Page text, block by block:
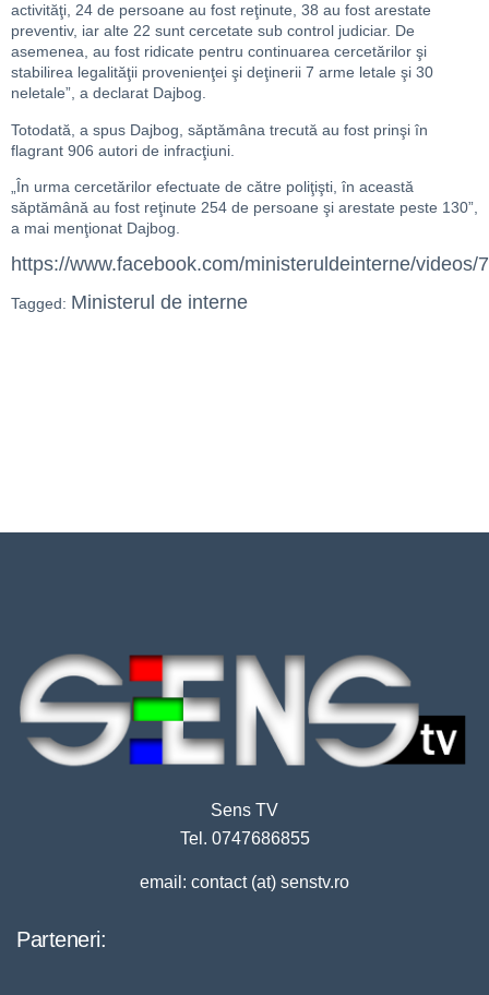
activităţi, 24 de persoane au fost reţinute, 38 au fost arestate
preventiv, iar alte 22 sunt cercetate sub control judiciar. De
asemenea, au fost ridicate pentru continuarea cercetărilor şi
stabilirea legalităţii provenienţei şi deţinerii 7 arme letale şi 30
neletale”, a declarat Dajbog.
Totodată, a spus Dajbog, săptămâna trecută au fost prinşi în
flagrant 906 autori de infracţiuni.
„În urma cercetărilor efectuate de către poliţişti, în această
săptămână au fost reţinute 254 de persoane şi arestate peste 130”,
a mai menţionat Dajbog.
https://www.facebook.com/ministeruldeinterne/videos/
Tagged: Ministerul de interne
Sens TV
Tel. 0747686855
email: contact (at) senstv.ro
Parteneri: